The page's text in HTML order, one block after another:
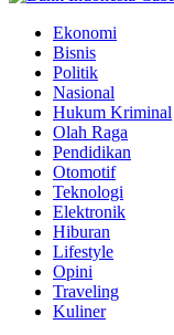
Ekonomi
Bisnis
Politik
Nasional
Hukum Kriminal
Olah Raga
Pendidikan
Otomotif
Teknologi
Elektronik
Hiburan
Lifestyle
Opini
Traveling
Kuliner